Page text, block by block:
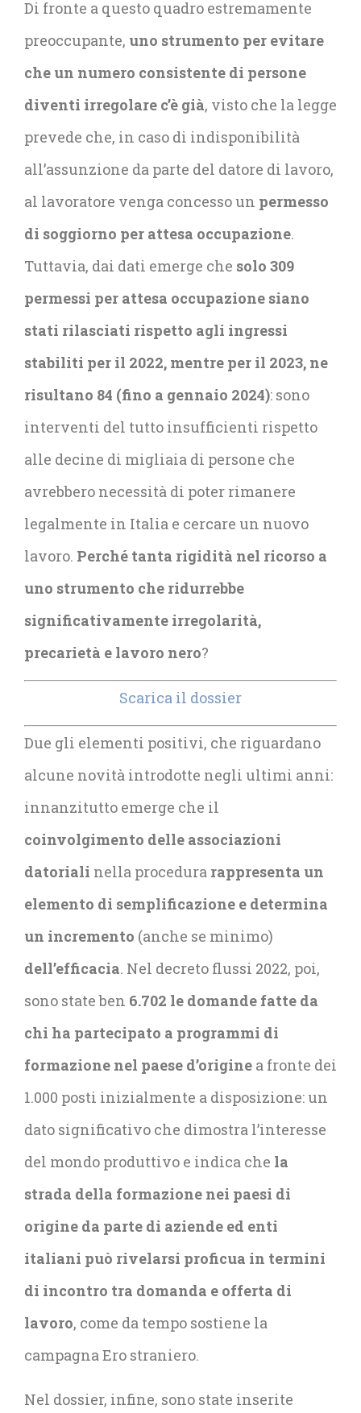
Di fronte a questo quadro estremamente
preoccupante, uno strumento per evitare
che un numero consistente di persone
diventi irregolare c’è già, visto che la legge
prevede che, in caso di indisponibilità
all’assunzione da parte del datore di lavoro,
al lavoratore venga concesso un permesso
di soggiorno per attesa occupazione.
Tuttavia, dai dati emerge che solo 309
permessi per attesa occupazione siano
stati rilasciati rispetto agli ingressi
stabiliti per il 2022, mentre per il 2023, ne
risultano 84 (fino a gennaio 2024): sono
interventi del tutto insufficienti rispetto
alle decine di migliaia di persone che
avrebbero necessità di poter rimanere
legalmente in Italia e cercare un nuovo
lavoro. Perché tanta rigidità nel ricorso a
uno strumento che ridurrebbe
significativamente irregolarità,
precarietà e lavoro nero?
Scarica il dossier
Due gli elementi positivi, che riguardano
alcune novità introdotte negli ultimi anni:
innanzitutto emerge che il
coinvolgimento delle associazioni
datoriali nella procedura rappresenta un
elemento di semplificazione e determina
un incremento (anche se minimo)
dell’efficacia. Nel decreto flussi 2022, poi,
sono state ben 6.702 le domande fatte da
chi ha partecipato a programmi di
formazione nel paese d’origine a fronte dei
1.000 posti inizialmente a disposizione: un
dato significativo che dimostra l’interesse
del mondo produttivo e indica che la
strada della formazione nei paesi di
origine da parte di aziende ed enti
italiani può rivelarsi proficua in termini
di incontro tra domanda e offerta di
lavoro, come da tempo sostiene la
campagna Ero straniero.
Nel dossier, infine, sono state inserite